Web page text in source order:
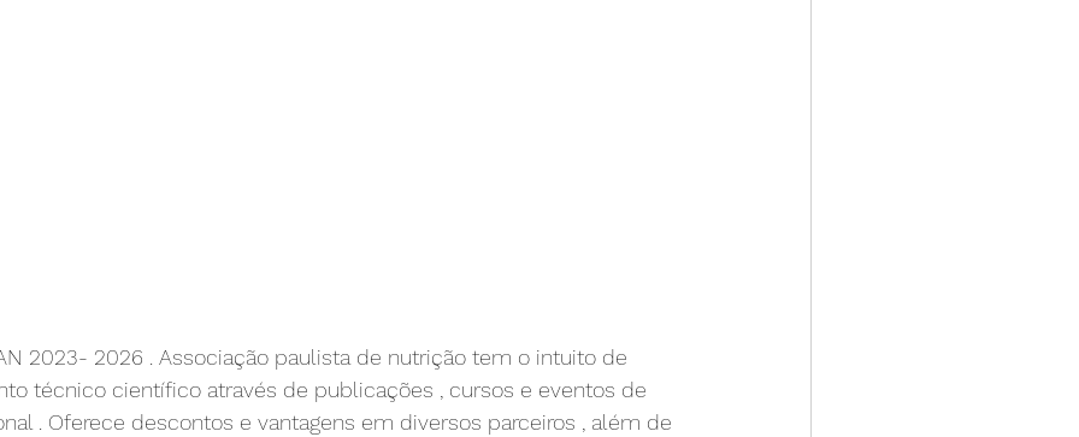
2023- 2026 . Associação paulista de nutrição tem o intuito de
técnico científico através de publicações , cursos e eventos de
. Oferece descontos e vantagens em diversos parceiros , além de